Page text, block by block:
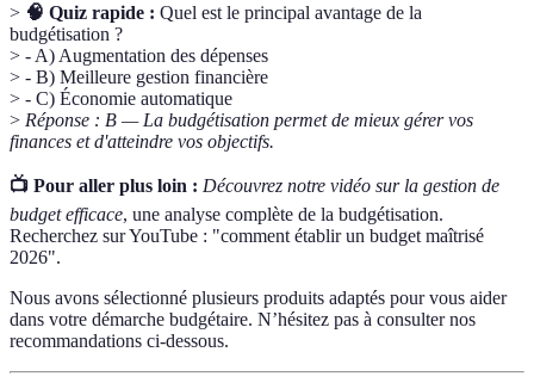
> 🧠 Quiz rapide : Quel est le principal avantage de la
budgétisation ?
> - A) Augmentation des dépenses
> - B) Meilleure gestion financière
> - C) Économie automatique
> Réponse : B — La budgétisation permet de mieux gérer vos
finances et d'atteindre vos objectifs.
📺 Pour aller plus loin : Découvrez notre vidéo sur la gestion de
budget efficace, une analyse complète de la budgétisation.
Recherchez sur YouTube : "comment établir un budget maîtrisé
2026".
Nous avons sélectionné plusieurs produits adaptés pour vous aider
dans votre démarche budgétaire. N’hésitez pas à consulter nos
recommandations ci-dessous.